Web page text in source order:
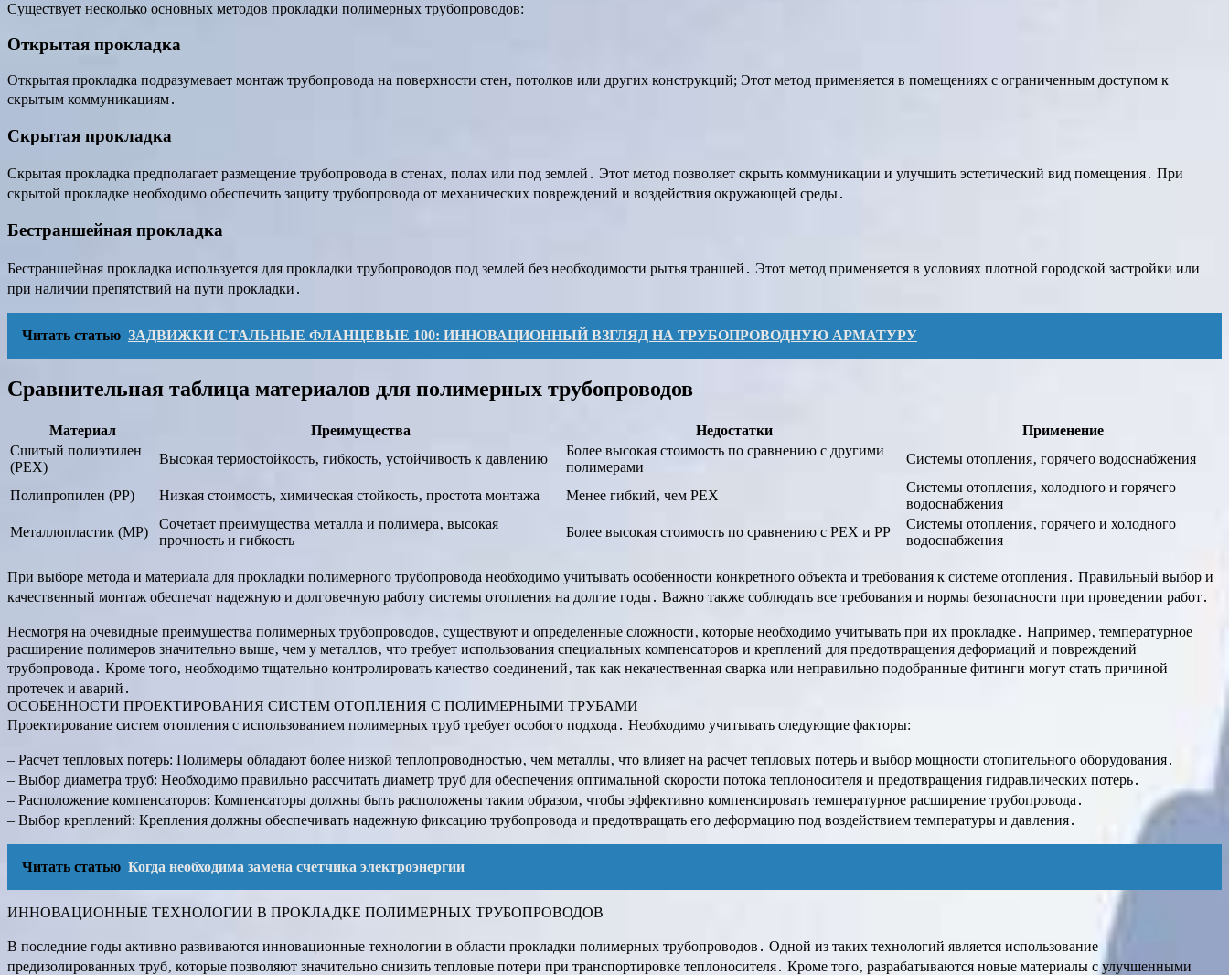
Существует несколько основных методов прокладки полимерных трубопроводов:
Открытая прокладка
Открытая прокладка подразумевает монтаж трубопровода на поверхности стен‚ потолков или других конструкций; Этот метод применяется в помещениях с ограниченным доступом к
скрытым коммуникациям․
Скрытая прокладка
Скрытая прокладка предполагает размещение трубопровода в стенах‚ полах или под землей․ Этот метод позволяет скрыть коммуникации и улучшить эстетический вид помещения․ При
скрытой прокладке необходимо обеспечить защиту трубопровода от механических повреждений и воздействия окружающей среды․
Бестраншейная прокладка
Бестраншейная прокладка используется для прокладки трубопроводов под землей без необходимости рытья траншей․ Этот метод применяется в условиях плотной городской застройки или
при наличии препятствий на пути прокладки․
Читать статью ЗАДВИЖКИ СТАЛЬНЫЕ ФЛАНЦЕВЫЕ 100: ИННОВАЦИОННЫЙ ВЗГЛЯД НА ТРУБОПРОВОДНУЮ АРМАТУРУ
Сравнительная таблица материалов для полимерных трубопроводов
Материал Преимущества Недостатки
Применение
Сшитый полиэтилен
(PEX)
Высокая термостойкость‚ гибкость‚ устойчивость к давлению
Более высокая стоимость по сравнению с другими
полимерами
Системы отопления‚ горячего водоснабжения
Полипропилен (PP) Низкая стоимость‚ химическая стойкость‚ простота монтажа Менее гибкий‚ чем PEX
Системы отопления‚ холодного и горячего
водоснабжения
Металлопластик (MP)
Сочетает преимущества металла и полимера‚ высокая
прочность и гибкость
Более высокая стоимость по сравнению с PEX и PP
Системы отопления‚ горячего и холодного
водоснабжения
При выборе метода и материала для прокладки полимерного трубопровода необходимо учитывать особенности конкретного объекта и требования к системе отопления․ Правильный выбор и
качественный монтаж обеспечат надежную и долговечную работу системы отопления на долгие годы․ Важно также соблюдать все требования и нормы безопасности при проведении работ․
Несмотря на очевидные преимущества полимерных трубопроводов‚ существуют и определенные сложности‚ которые необходимо учитывать при их прокладке․ Например‚ температурное
расширение полимеров значительно выше‚ чем у металлов‚ что требует использования специальных компенсаторов и креплений для предотвращения деформаций и повреждений
трубопровода․ Кроме того‚ необходимо тщательно контролировать качество соединений‚ так как некачественная сварка или неправильно подобранные фитинги могут стать причиной
протечек и аварий․
ОСОБЕННОСТИ ПРОЕКТИРОВАНИЯ СИСТЕМ ОТОПЛЕНИЯ С ПОЛИМЕРНЫМИ ТРУБАМИ
Проектирование систем отопления с использованием полимерных труб требует особого подхода․ Необходимо учитывать следующие факторы:
– Расчет тепловых потерь: Полимеры обладают более низкой теплопроводностью‚ чем металлы‚ что влияет на расчет тепловых потерь и выбор мощности отопительного оборудования․
– Выбор диаметра труб: Необходимо правильно рассчитать диаметр труб для обеспечения оптимальной скорости потока теплоносителя и предотвращения гидравлических потерь․
– Расположение компенсаторов: Компенсаторы должны быть расположены таким образом‚ чтобы эффективно компенсировать температурное расширение трубопровода․
– Выбор креплений: Крепления должны обеспечивать надежную фиксацию трубопровода и предотвращать его деформацию под воздействием температуры и давления․
Читать статью Когда необходима замена счетчика электроэнергии
ИННОВАЦИОННЫЕ ТЕХНОЛОГИИ В ПРОКЛАДКЕ ПОЛИМЕРНЫХ ТРУБОПРОВОДОВ
В последние годы активно развиваются инновационные технологии в области прокладки полимерных трубопроводов․ Одной из таких технологий является использование
предизолированных труб‚ которые позволяют значительно снизить тепловые потери при транспортировке теплоносителя․ Кроме того‚ разрабатываются новые материалы с улучшенными